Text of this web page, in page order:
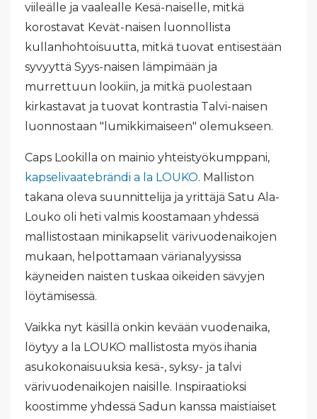
viileälle ja vaalealle Kesä-naiselle, mitkä
korostavat Kevät-naisen luonnollista
kullanhohtoisuutta, mitkä tuovat entisestään
syvyyttä Syys-naisen lämpimään ja
murrettuun lookiin, ja mitkä puolestaan
kirkastavat ja tuovat kontrastia Talvi-naisen
luonnostaan "lumikkimaiseen" olemukseen.
Caps Lookilla on mainio yhteistyökumppani,
kapselivaatebrändi a la LOUKO. Malliston
takana oleva suunnittelija ja yrittäjä Satu Ala-
Louko oli heti valmis koostamaan yhdessä
mallistostaan minikapselit värivuodenaikojen
mukaan, helpottamaan värianalyysissa
käyneiden naisten tuskaa oikeiden sävyjen
löytämisessä.
Vaikka nyt käsillä onkin kevään vuodenaika,
löytyy a la LOUKO mallistosta myös ihania
asukokonaisuuksia kesä-, syksy- ja talvi
värivuodenaikojen naisille. Inspiraatioksi
koostimme yhdessä Sadun kanssa maistiaiset